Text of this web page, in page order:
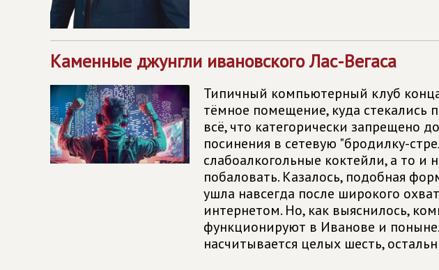
Каменные джунгли ивановского Лас-Вегаса
Типичный компьютерный клуб
тёмное помещение, куда стекались
всё, что категорически запрещено
посинения в сетевую "бродилку-
слабоалкогольные коктейли, а то и
побаловать. Казалось, подобная
ушла навсегда после широкого
интернетом. Но, как выяснилось,
функционируют в Иванове и
насчитывается целых шесть,